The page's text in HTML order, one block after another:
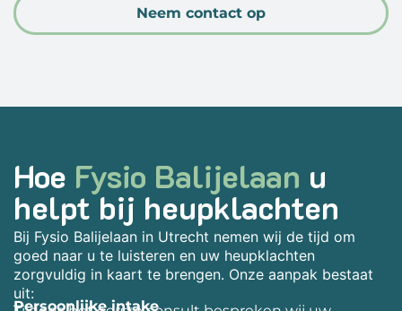
Neem contact op
Hoe Fysio Balijelaan u
helpt bij heupklachten
Bij Fysio Balijelaan in Utrecht nemen wij de tijd om
goed naar u te luisteren en uw heupklachten
zorgvuldig in kaart te brengen. Onze aanpak bestaat
uit:
Persoonlijke intake